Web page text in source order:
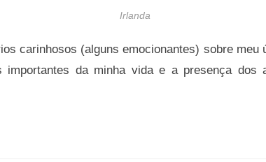
Irlanda
carinhosos (alguns emocionantes) sobre meu
importantes da minha vida e a presença dos